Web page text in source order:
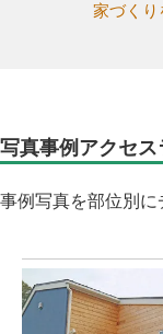
家づくり
写真事例アクセ
事例写真を部位別に